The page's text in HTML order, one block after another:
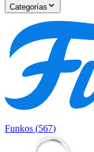
Categorías
Funkos (567)